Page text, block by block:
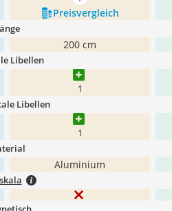
Preis­vergleich
200 cm
Libellen
1
Libellen
1
Aluminium